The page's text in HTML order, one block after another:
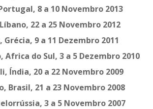
8 a 10 Novembro 2013
22 a 25 Novembro 2012
Grécia, 9 a 11 Dezembro 2011
Africa do Sul, 3 a 5 Dezembro 2010
Índia, 20 a 22 Novembro 2009
Brasil, 21 a 23 Novembro 2008
3 a 5 Novembro 2007